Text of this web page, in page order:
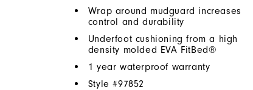
Wrap around mudguard increases
control and durability
Underfoot cushioning from a high
density molded EVA FitBed®
1 year waterproof warranty
Style #97852